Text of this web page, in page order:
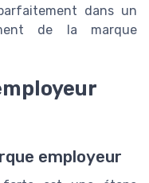
dans un
de la marque
employeur